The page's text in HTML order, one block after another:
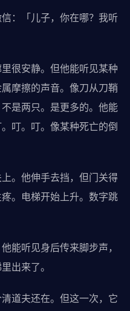
：「儿子，你在哪？我听
很安静。但他能听见某种
摩擦的声音。像刀从刀鞘
是两只。是更多的。他能
叮。叮。像某种死亡的倒
。他伸手去挡，但门关得
。电梯开始上升。数字跳
听见身后传来脚步声，
出来了。
道夫还在。但这一次，它